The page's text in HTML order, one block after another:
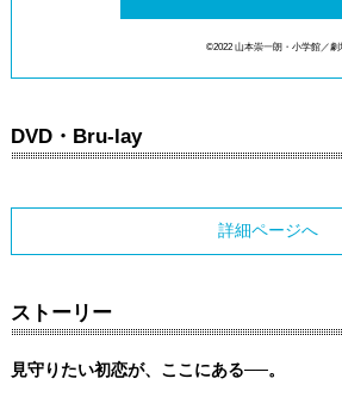
©2022 山本崇一朗・小学館／
DVD・Bru-lay
詳細ページへ
ストーリー
見守りたい初恋が、ここにある──。